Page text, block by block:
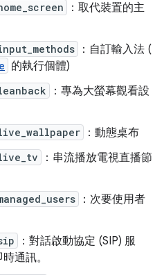
：取代裝置的主
：自訂輸入法 (
的執行個體)
：專為大螢幕觀看設
：動態桌布
：串流播放電視直播節
：次要使用者
：對話啟動協定 (SIP) 服
通訊。